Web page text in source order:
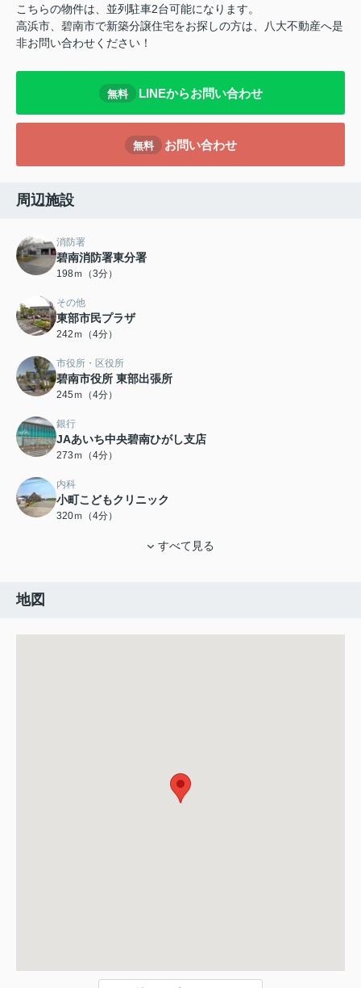
こちらの物件は、並列駐車2台可能になります。
高浜市、碧南市で新築分譲住宅をお探しの方は、八大不動産へ是
非お問い合わせください！
無料 LINEからお問い合わせ
無料 お問い合わせ
周辺施設
消防署
碧南消防署東分署
198ｍ（3分）
その他
東部市民プラザ
242ｍ（4分）
市役所・区役所
碧南市役所 東部出張所
245ｍ（4分）
銀行
JAあいち中央碧南ひがし支店
273ｍ（4分）
内科
小町こどもクリニック
320ｍ（4分）
すべて見る
地図